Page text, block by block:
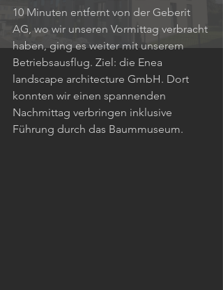
10 Minuten entfernt von der Geberit
AG, wo wir unseren Vormittag verbracht
haben, ging es weiter mit unserem
Betriebsausflug. Ziel: die Enea
landscape architecture GmbH. Dort
konnten wir einen spannenden
Nachmittag verbringen inklusive
Führung durch das Baummuseum.